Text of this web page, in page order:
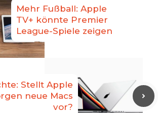
Mehr Fußball: Apple
TV+ könnte Premier
League-Spiele zeigen
Stellt Apple
neue Macs
vor?